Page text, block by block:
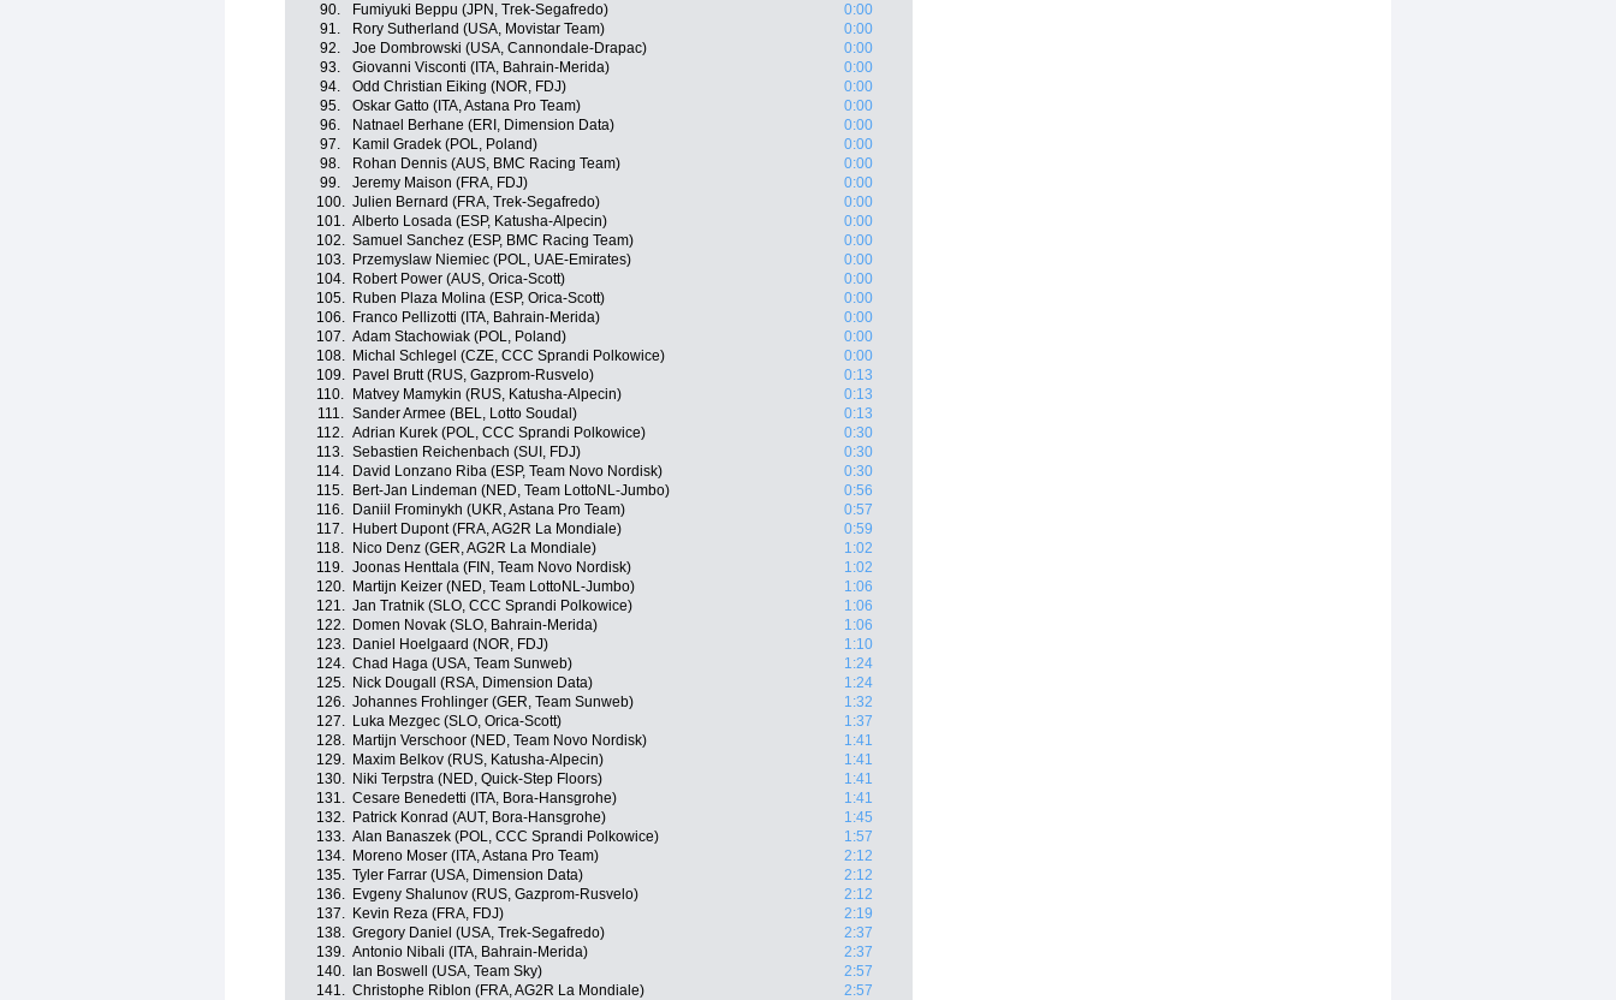
90.
Fumiyuki Beppu (JPN, Trek-Segafredo)
0:00
91.
Rory Sutherland (USA, Movistar Team)
0:00
92.
Joe Dombrowski (USA, Cannondale-Drapac)
0:00
93.
Giovanni Visconti (ITA, Bahrain-Merida)
0:00
94.
Odd Christian Eiking (NOR, FDJ)
0:00
95.
Oskar Gatto (ITA, Astana Pro Team)
0:00
96.
Natnael Berhane (ERI, Dimension Data)
0:00
97.
Kamil Gradek (POL, Poland)
0:00
98.
Rohan Dennis (AUS, BMC Racing Team)
0:00
99.
Jeremy Maison (FRA, FDJ)
0:00
100. Julien Bernard (FRA, Trek-Segafredo)
0:00
101. Alberto Losada (ESP, Katusha-Alpecin)
0:00
102. Samuel Sanchez (ESP, BMC Racing Team)
0:00
103.
Przemyslaw Niemiec (POL, UAE-Emirates)
0:00
104.
Robert Power (AUS, Orica-Scott)
0:00
105.
Ruben Plaza Molina (ESP, Orica-Scott)
0:00
106.
Franco Pellizotti (ITA, Bahrain-Merida)
0:00
107. Adam Stachowiak (POL, Poland)
0:00
108.
Michal Schlegel (CZE, CCC Sprandi Polkowice)
0:00
109.
Pavel Brutt (RUS, Gazprom-Rusvelo)
0:13
110.
Matvey Mamykin (RUS, Katusha-Alpecin)
0:13
111. Sander Armee (BEL, Lotto Soudal)
0:13
112. Adrian Kurek (POL, CCC Sprandi Polkowice)
0:30
113. Sebastien Reichenbach (SUI, FDJ)
0:30
114.
David Lonzano Riba (ESP, Team Novo Nordisk)
0:30
115.
Bert-Jan Lindeman (NED, Team LottoNL-Jumbo)
0:56
116.
Daniil Frominykh (UKR, Astana Pro Team)
0:57
117.
Hubert Dupont (FRA, AG2R La Mondiale)
0:59
118.
Nico Denz (GER, AG2R La Mondiale)
1:02
119. Joonas Henttala (FIN, Team Novo Nordisk)
1:02
120.
Martijn Keizer (NED, Team LottoNL-Jumbo)
1:06
121. Jan Tratnik (SLO, CCC Sprandi Polkowice)
1:06
122.
Domen Novak (SLO, Bahrain-Merida)
1:06
123.
Daniel Hoelgaard (NOR, FDJ)
1:10
124. Chad Haga (USA, Team Sunweb)
1:24
125.
Nick Dougall (RSA, Dimension Data)
1:24
126. Johannes Frohlinger (GER, Team Sunweb)
1:32
127.
Luka Mezgec (SLO, Orica-Scott)
1:37
128.
Martijn Verschoor (NED, Team Novo Nordisk)
1:41
129.
Maxim Belkov (RUS, Katusha-Alpecin)
1:41
130.
Niki Terpstra (NED, Quick-Step Floors)
1:41
131. Cesare Benedetti (ITA, Bora-Hansgrohe)
1:41
132.
Patrick Konrad (AUT, Bora-Hansgrohe)
1:45
133. Alan Banaszek (POL, CCC Sprandi Polkowice)
1:57
134.
Moreno Moser (ITA, Astana Pro Team)
2:12
135. Tyler Farrar (USA, Dimension Data)
2:12
136.
Evgeny Shalunov (RUS, Gazprom-Rusvelo)
2:12
137.
Kevin Reza (FRA, FDJ)
2:19
138. Gregory Daniel (USA, Trek-Segafredo)
2:37
139. Antonio Nibali (ITA, Bahrain-Merida)
2:37
140.
Ian Boswell (USA, Team Sky)
2:57
141. Christophe Riblon (FRA, AG2R La Mondiale)
2:57